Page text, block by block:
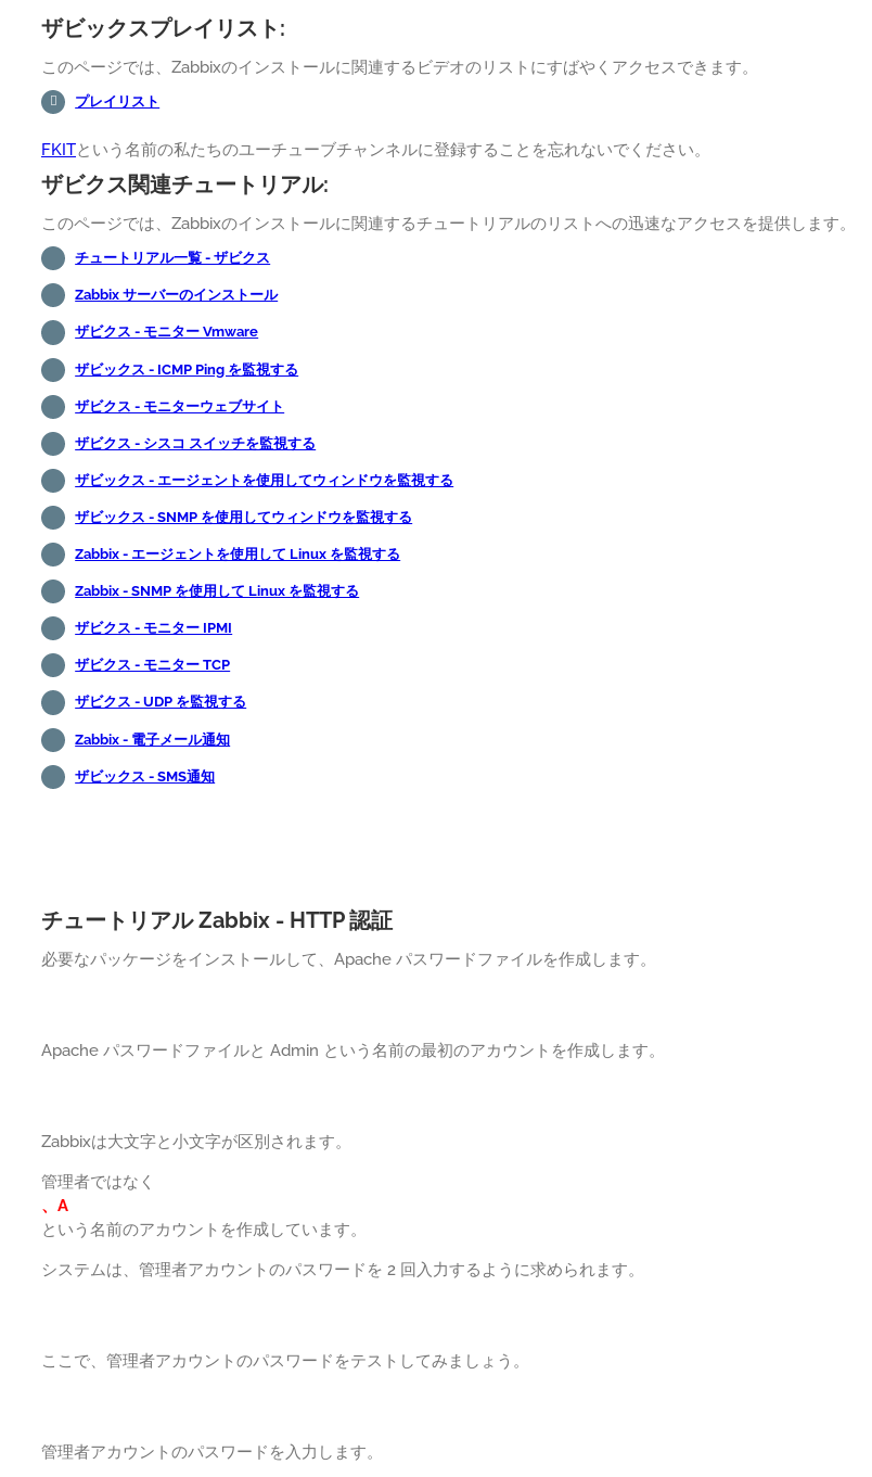
ザビックスプレイリスト:
このページでは、Zabbixのインストールに関連するビデオのリストにすばやくアクセスできます。
プレイリスト
FKITという名前の私たちのユーチューブチャンネルに登録することを忘れないでください。
ザビクス関連チュートリアル:
このページでは、Zabbixのインストールに関連するチュートリアルのリストへの迅速なアクセスを提供します。
チュートリアル一覧 - ザビクス
Zabbix サーバーのインストール
ザビクス - モニター Vmware
ザビックス - ICMP Ping を監視する
ザビクス - モニターウェブサイト
ザビクス - シスコ スイッチを監視する
ザビックス - エージェントを使用してウィンドウを監視する
ザビックス - SNMP を使用してウィンドウを監視する
Zabbix - エージェントを使用して Linux を監視する
Zabbix - SNMP を使用して Linux を監視する
ザビクス - モニター IPMI
ザビクス - モニター TCP
ザビクス - UDP を監視する
Zabbix - 電子メール通知
ザビックス - SMS通知
チュートリアル Zabbix - HTTP 認証
必要なパッケージをインストールして、Apache パスワードファイルを作成します。
Apache パスワードファイルと Admin という名前の最初のアカウントを作成します。
Zabbixは大文字と小文字が区別されます。
管理者ではなく
、A
という名前のアカウントを作成しています。
システムは、管理者アカウントのパスワードを 2 回入力するように求められます。
ここで、管理者アカウントのパスワードをテストしてみましょう。
管理者アカウントのパスワードを入力します。